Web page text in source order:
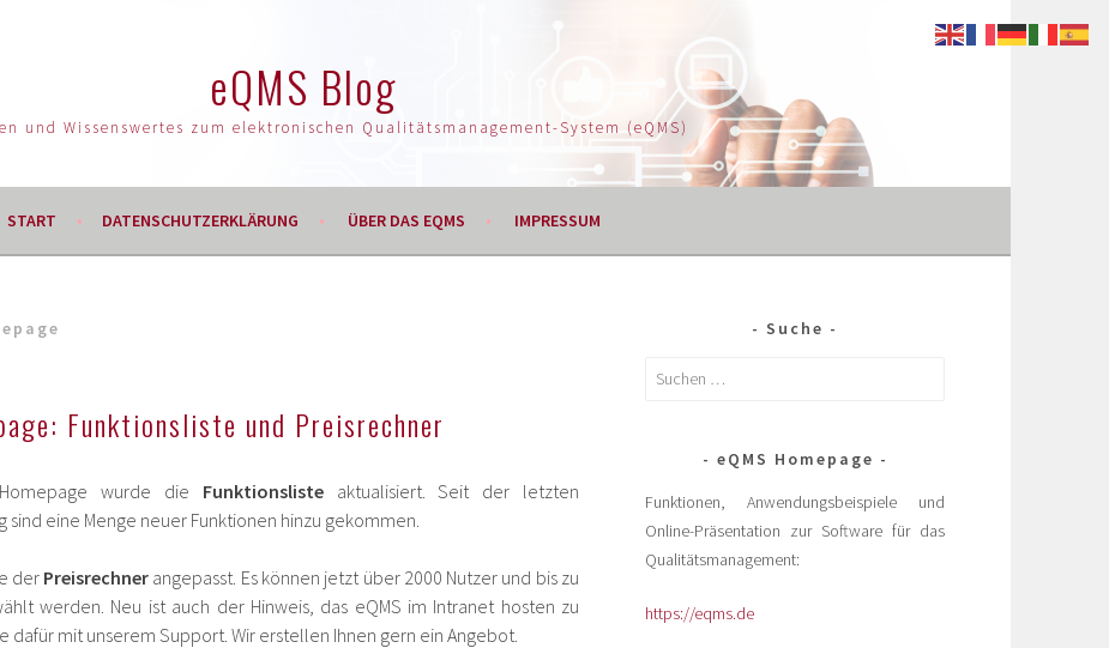
eQMS Blog
und Wissenswertes zum elektronischen Qualitätsmanagement-System (eQMS)
START DATENSCHUTZERKLÄRUNG ÜBER DAS EQMS IMPRESSUM
Funktionsliste und Preisrechner
wurde die Funktionslisteaktualisiert. Seit der letzten
sind eine Menge neuer Funktionen hinzu gekommen.
der Preisrechner angepasst. Es können jetzt über 2000 Nutzer und bis zu
werden. Neu ist auch der Hinweis, das eQMS im Intranet hosten zu
dafür mit unserem Support. Wir erstellen Ihnen gern ein Angebot.
Suche
eQMS Homepage
Funktionen, Anwendungsbeispiele und
Online-Präsentation zur Software für das
Qualitätsmanagement:
https://eqms.de